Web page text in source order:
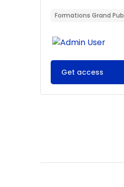
Formations Grand
Get access